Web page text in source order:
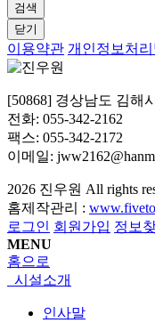
검색
닫기
이용약관 개인정보처리
[50868] 경상남도 김해
전화: 055-342-2162
팩스: 055-342-2172
이메일:
2026 진우원 All rights
홈제작관리 :
로그인 회원가입 정보찾
MENU
홈으로
시설소개
인사말